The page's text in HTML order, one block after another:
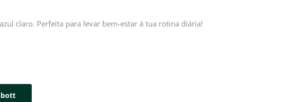
claro. Perfeita para levar bem-estar à tua rotina diária!